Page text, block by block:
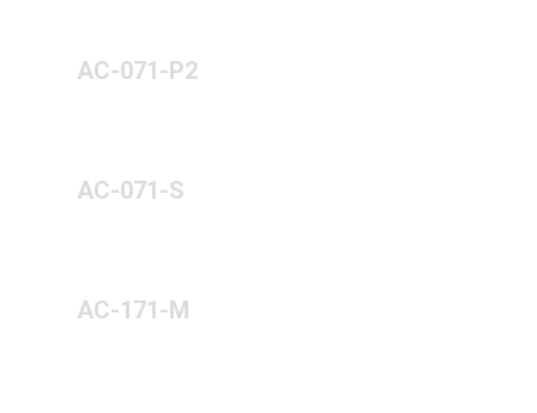
AC-071-P2
AC-071-S
AC-171-M